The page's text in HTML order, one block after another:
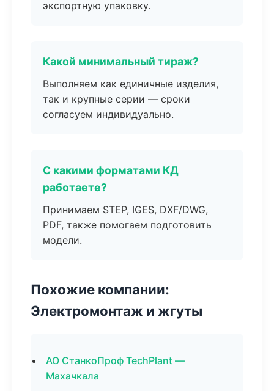
экспортную упаковку.
Какой минимальный тираж?
Выполняем как единичные изделия,
так и крупные серии — сроки
согласуем индивидуально.
С какими форматами КД
работаете?
Принимаем STEP, IGES, DXF/DWG,
PDF, также помогаем подготовить
модели.
Похожие компании:
Электромонтаж и жгуты
АО СтанкоПроф TechPlant —
Махачкала